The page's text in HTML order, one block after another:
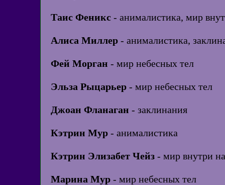
Таис Феникс - анималистика, мир
Алиса Миллер - анималистика,
Фей Морган - мир небесных тел
Эльза Рыцарьер - мир небесных тел
Джоан Фланаган - заклинания
Кэтрин Мур - анималистика
Кэтрин Элизабет Чейз - мир внутри
Марина Мур - мир небесных тел